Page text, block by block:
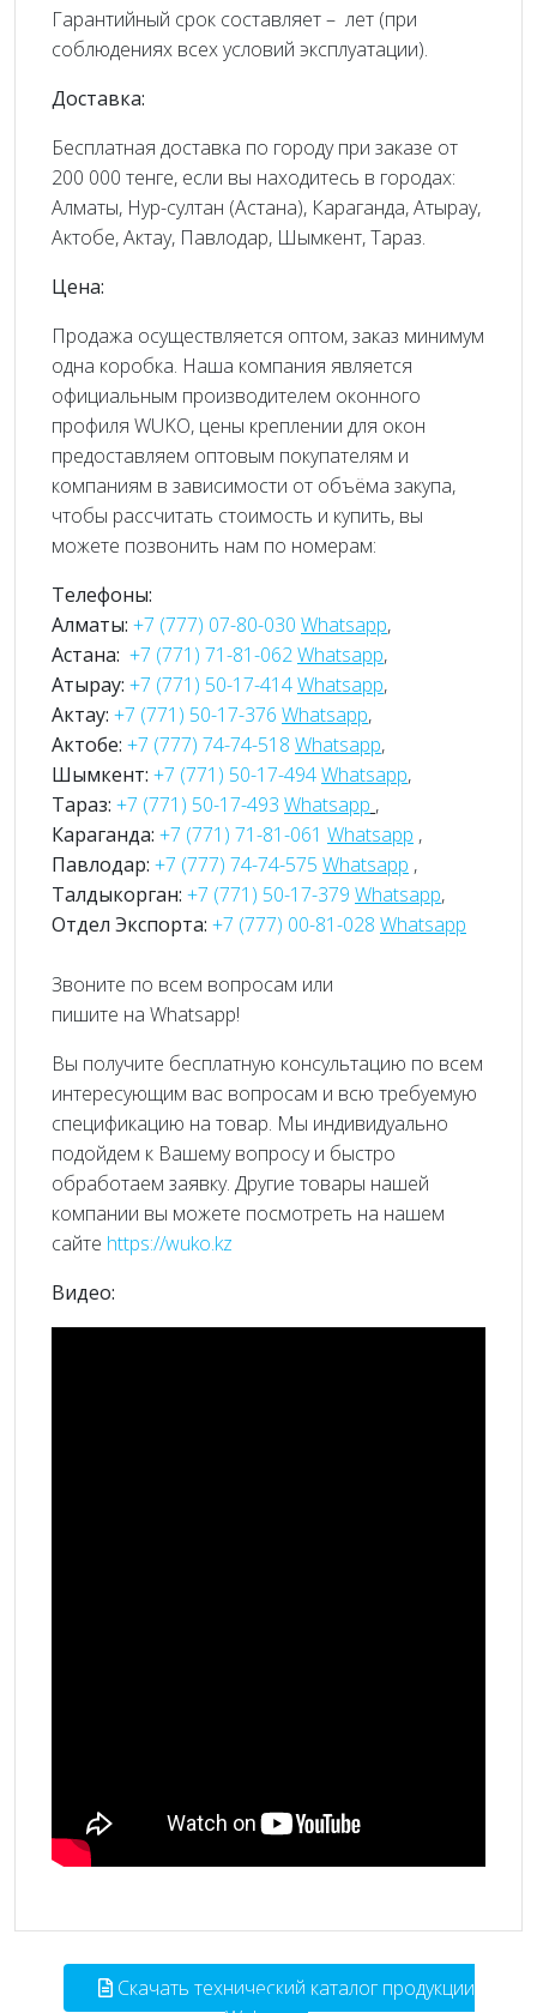
Гарантийный срок составляет – лет (при
соблюдениях всех условий эксплуатации).
Доставка:
Бесплатная доставка по городу при заказе от
200 000 тенге, если вы находитесь в городах:
Алматы, Нур-султан (Астана), Караганда, Атырау,
Актобе, Актау, Павлодар, Шымкент, Тараз.
Цена:
Продажа осуществляется оптом, заказ минимум
одна коробка. Наша компания является
официальным производителем оконного
профиля WUKO, цены креплении для окон
предоставляем оптовым покупателям и
компаниям в зависимости от объёма закупа,
чтобы рассчитать стоимость и купить, вы
можете позвонить нам по номерам:
Телефоны:
Алматы: +7 (777) 07-80-030 Whatsapp,
Астана: +7 (771) 71-81-062Whatsapp,
Атырау: +7 (771) 50-17-414Whatsapp,
Актау: +7 (771) 50-17-376 Whatsapp,
Актобе: +7 (777) 74-74-518 Whatsapp,
Шымкент: +7 (771) 50-17-494Whatsapp,
Тараз: +7 (771) 50-17-493 Whatsapp ,
Караганда: +7 (771) 71-81-061 Whatsapp ,
Павлодар: +7 (777) 74-74-575 Whatsapp ,
Талдыкорган: +7 (771) 50-17-379 Whatsapp,
Отдел Экспорта: +7 (777) 00-81-028 Whatsapp
Звоните по всем вопросам или
пишите на Whatsapp!
Вы получите бесплатную консультацию по всем
интересующим вас вопросам и всю требуемую
спецификацию на товар. Мы индивидуально
подойдем к Вашему вопросу и быстро
обработаем заявку. Другие товары нашей
компании вы можете посмотреть на нашем
сайте https://wuko.kz
Видео:
Скачать технический каталог продукции